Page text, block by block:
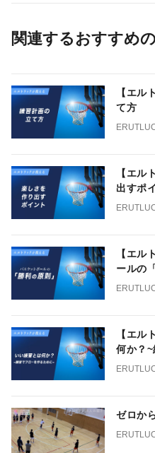
関連するおすすめ
【エル
て方
【エル
出すポ
【エル
ールの
【エル
何か？
ゼロか